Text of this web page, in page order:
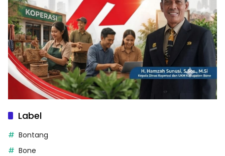
Label
Bontang
Bone